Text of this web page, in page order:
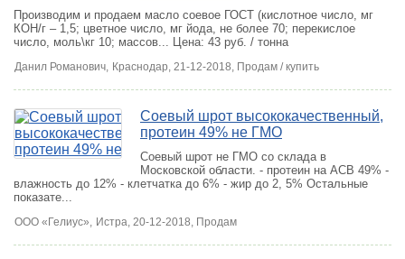
Производим и продаем масло соевое ГОСТ (кислотное число, мг
КОН/г – 1,5; цветное число, мг йода, не более 70; перекислое
число, моль\кг 10; массов... Цена: 43 руб. / тонна
Данил Романович, Краснодар, 21-12-2018, Продам / купить
Соевый шрот высококачественный,
протеин 49% не ГМО
Соевый шрот не ГМО со склада в
Московской области. - протеин на АСВ 49% -
влажность до 12% - клетчатка до 6% - жир до 2, 5% Остальные
показате...
ООО «Гелиус», Истра, 20-12-2018, Продам